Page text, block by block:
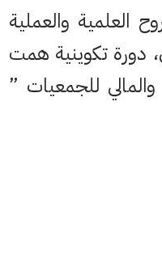
والعملية
دورة تكوينية همت
للجمعيات ”